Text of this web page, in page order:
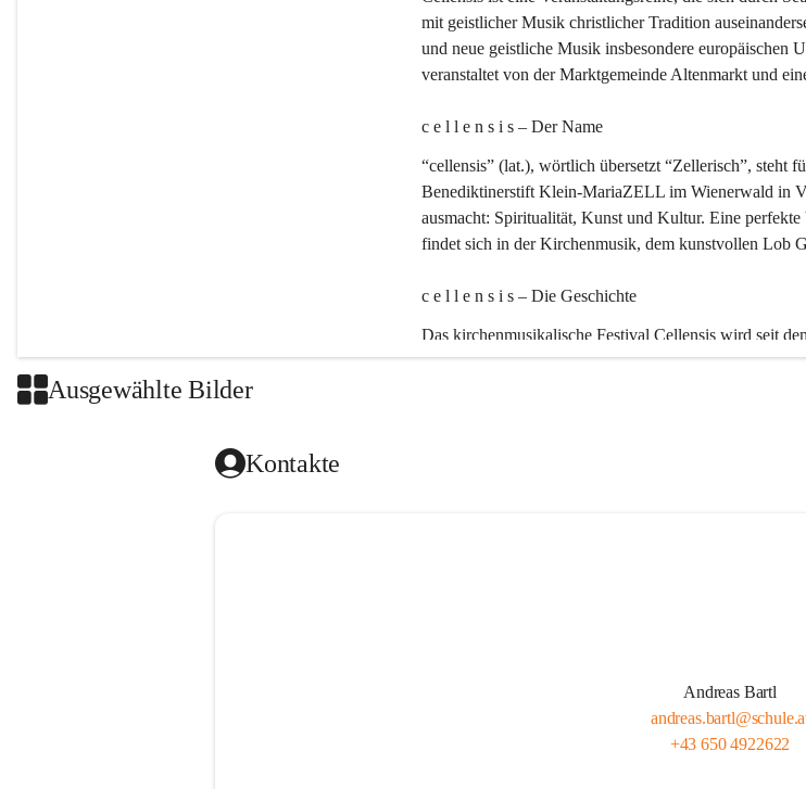
mit geistlicher Musik christlicher Tradition
und neue geistliche Musik insbesondere europäischen
veranstaltet von der Marktgemeinde Altenmarkt und
c e l l e n s i s – Der Name
“cellensis” (lat.), wörtlich übersetzt “Zellerisch”, steht
Benediktinerstift Klein-MariaZELL im Wienerwald in
ausmacht: Spiritualität, Kunst und Kultur. Eine
findet sich in der Kirchenmusik, dem kunstvollen Lob
c e l l e n s i s – Die Geschichte
Das kirchenmusikalische Festival Cellensis wird seit
Ausgewählte Bilder
Kontakte
Andreas Bartl
+43 650 4922622